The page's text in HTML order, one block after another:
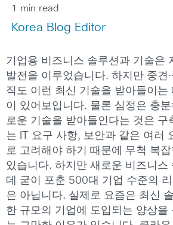
1 min read
Korea Blog Editor
기업용 비즈니스 솔루션과 기술은
발전을 이루었습니다. 하지만 중견
직도 이런 최신 기술을 받아들이는
이 있어보입니다. 물론 심정은 충
로운 기술을 받아들인다는 것은 구
는 IT 요구 사항, 보안과 같은 여러
로 고려해야 하기 때문에 무척 복
있습니다. 하지만 새로운 비즈니스
데 굳이 포춘 500대 기업 수준의
은 아닙니다. 실제로 요즘은 최신
한 규모의 기업에 도입되는 양상을